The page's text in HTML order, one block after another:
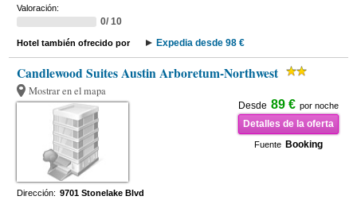
Valoración:
0/ 10
Hotel también ofrecido por Expedia desde 98 €
Candlewood Suites Austin Arboretum-Northwest
Mostrar en el mapa
Desde 89 € por noche
Detalles de la oferta
Fuente Booking
Dirección: 9701 Stonelake Blvd